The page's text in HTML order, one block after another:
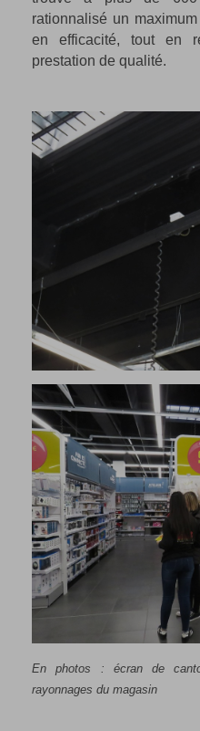
rationnalisé un
en efficacité, tout en
prestation de qualité.
En photos : écran de
rayonnages du magasin